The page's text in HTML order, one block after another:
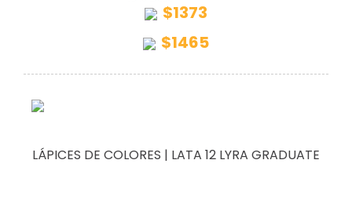
$1373
$1465
LÁPICES DE COLORES | LATA 12 LYRA GRADUATE